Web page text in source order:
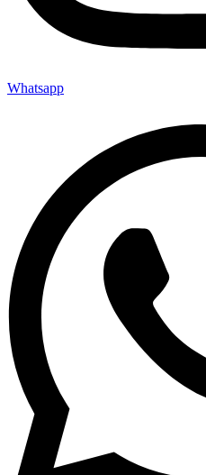
Whatsapp